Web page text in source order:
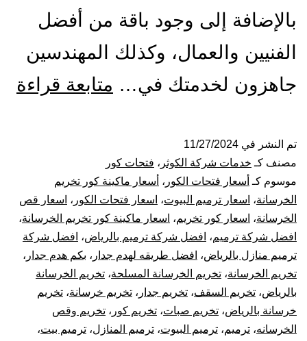
بالإضافة إلى وجود باقة من أفضل
الفنيين والعمال، وكذلك المهندسين
جاهزون لخدمتك في… متابعة قراءة
تم النشر في 11/27/2024
مصنف كـ خدمات شركة الكوثر ، فتحات كور
موسوم كـ أسعار فتحات الكور ، أسعار ماكينة كور تخريم
الخرسانة، اسعار ترميم البيوت، اسعار فتحات الكور ، اسعار قص
الخرسانة، اسعار كور تخريم، اسعار ماكينة كور تخريم الخرسانة،
افضل شركة ترميم، افضل شركة ترميم بالرياض، افضل شركة
ترميم منازل بالرياض، افضل طريقه لهدم جدار ، بكم هدم جدار ،
تخريم الخرسانة، تخريم الخرسانة المسلحة، تخريم الخرسانة
بالرياض، تخريم السقف، تخريم جدار ، تخريم خرسانة، تخريم
خرسانة بالرياض، تخريم صبات، تخريم كور ، تخريم وقص
الخرسانه، ترميم، ترميم البيوت، ترميم المنازل، ترميم بيت،